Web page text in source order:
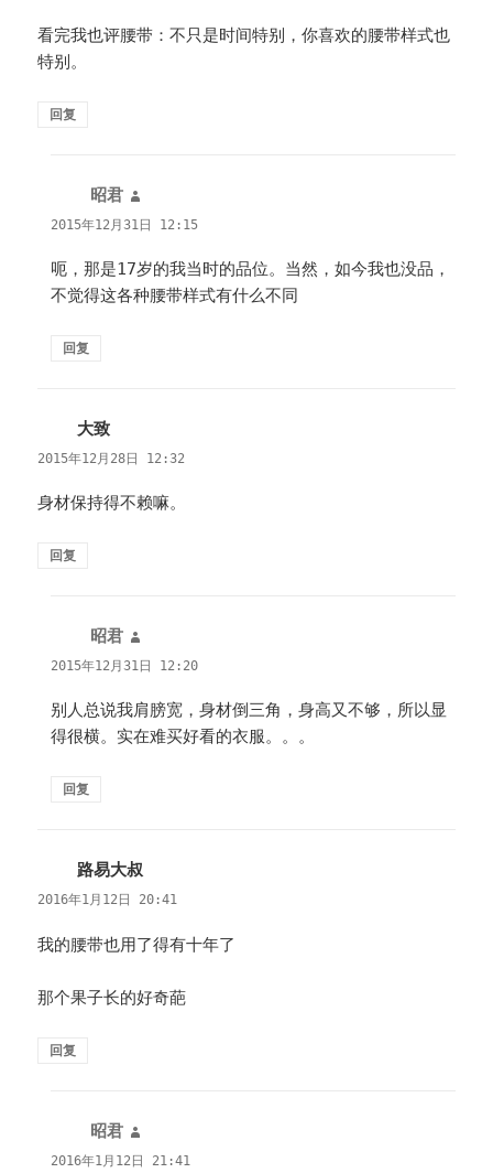
看完我也评腰带：不只是时间特别，你喜欢的腰带样式也
特别。
回复
昭君
道：
2015年12月31日 12:15
呃，那是17岁的我当时的品位。当然，如今我也没品，
不觉得这各种腰带样式有什么不同
回复
大致
道：
2015年12月28日 12:32
身材保持得不赖嘛。
回复
昭君
道：
2015年12月31日 12:20
别人总说我肩膀宽，身材倒三角，身高又不够，所以显
得很横。实在难买好看的衣服。。。
回复
路易大叔
道：
2016年1月12日 20:41
我的腰带也用了得有十年了
那个果子长的好奇葩
回复
昭君
道：
2016年1月12日 21:41